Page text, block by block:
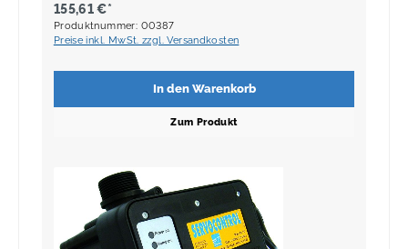
155,61 €*
Produktnummer: 00387
Preise inkl. MwSt. zzgl. Versandkosten
In den Warenkorb
Zum Produkt